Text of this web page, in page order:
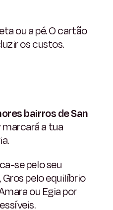
ou a pé. O cartão
os custos.
bairros de San
marcará a tua
se pelo seu
pelo equilíbrio
ou Egia por